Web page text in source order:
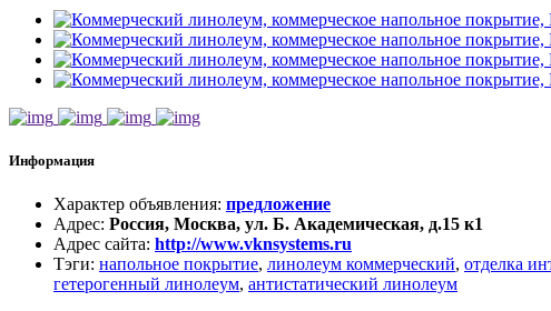
Информация
Характер объявления: предложение
Адрес: Россия, Москва, ул. Б. Академическая, д.15 к1
Адрес сайта: http://www.vknsystems.ru
Тэги: напольное покрытие, линолеум коммерческий, отделка
гетерогенный линолеум, антистатический линолеум